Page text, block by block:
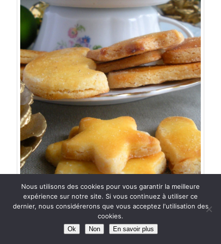
Biscuits chocolat fourrés à la gelée de vin chaud
Nous utilisons des cookies pour vous garantir la meilleure
expérience sur notre site. Si vous continuez à utiliser ce
dernier, nous considérerons que vous acceptez l'utilisation des
cookies.
Ok Non En savoir plus